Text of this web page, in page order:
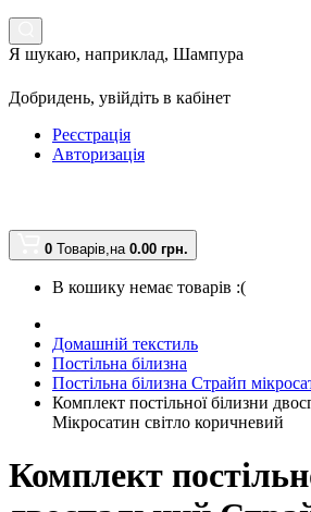
Я шукаю, наприклад, Шампура
Добридень, увійдіть в кабінет
Реєстрація
Авторизація
0 Товарів,на 0.00 грн.
В кошику немає товарів :(
Домашній текстиль
Постільна білизна
Постільна білизна Страйп
Комплект постільної білизни
Мікросатин світло коричневий
Комплект